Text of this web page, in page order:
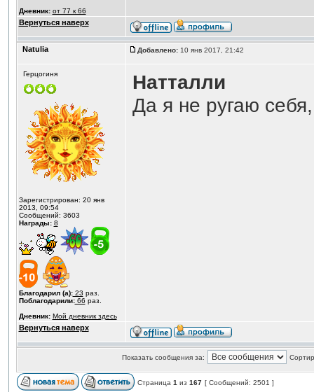
Дневник: от 77 к 66
Вернуться наверх
Natulia Добавлено:10 янв 2017, 21:42
Герцогиня
Зарегистрирован: 20 янв
2013, 09:54
Сообщений: 3603
Награды: 8
Благодарил (а):23 раз.
Поблагодарили:66 раз.
Дневник: Мой дневник здесь
Натталли
Да я не ругаю
Вернуться наверх
Показать сообщения за:
Страница 1 из 167 [ Сообщений: 2501 ]